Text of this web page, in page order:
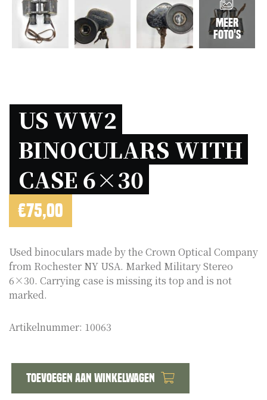
Meer
foto's
US WW2
BINOCULARS WITH
CASE 6×30
€75,00
Used binoculars made by the Crown Optical Company
from Rochester NY USA. Marked Military Stereo
6×30. Carrying case is missing its top and is not
marked.
Artikelnummer: 10063
Toevoegen aan winkelwagen